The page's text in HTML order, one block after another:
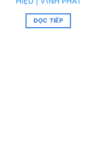
ĐỌC TIẾP